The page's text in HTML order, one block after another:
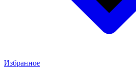
Избранное